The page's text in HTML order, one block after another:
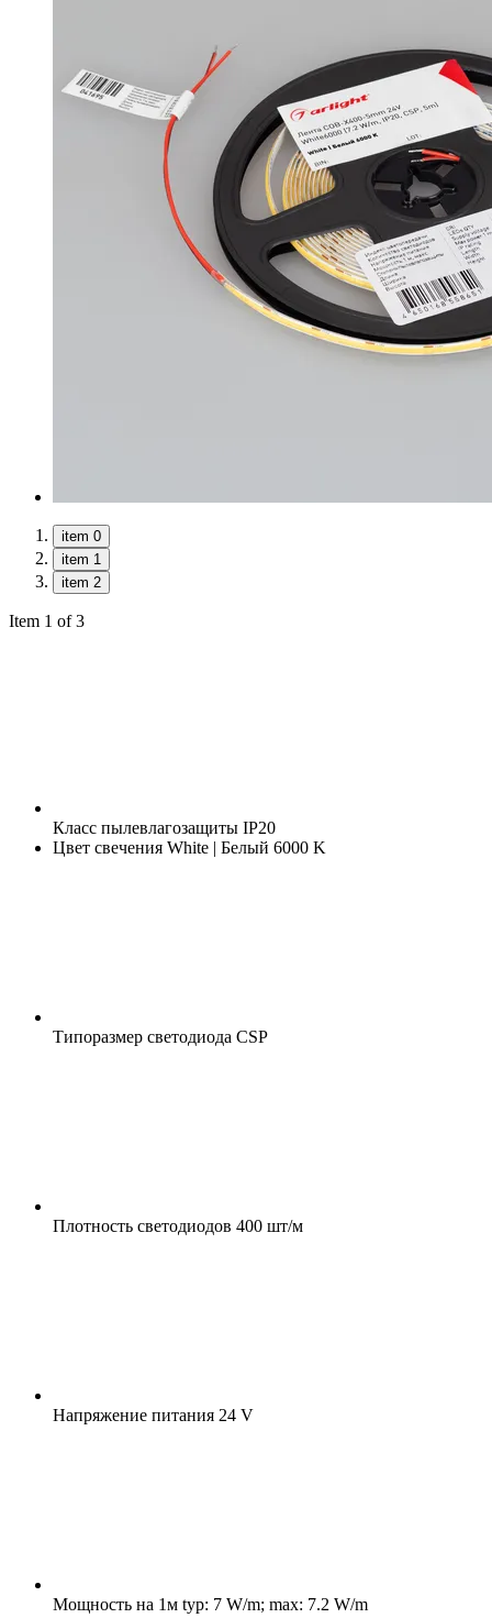
item 0
item 1
item 2
Item 1 of 3
Класс пылевлагозащиты IP20
Цвет свечения White | Белый 6000 K
Типоразмер светодиода CSP
Плотность светодиодов 400 шт/м
Напряжение питания 24 V
Мощность на 1м typ: 7 W/m; max: 7.2 W/m